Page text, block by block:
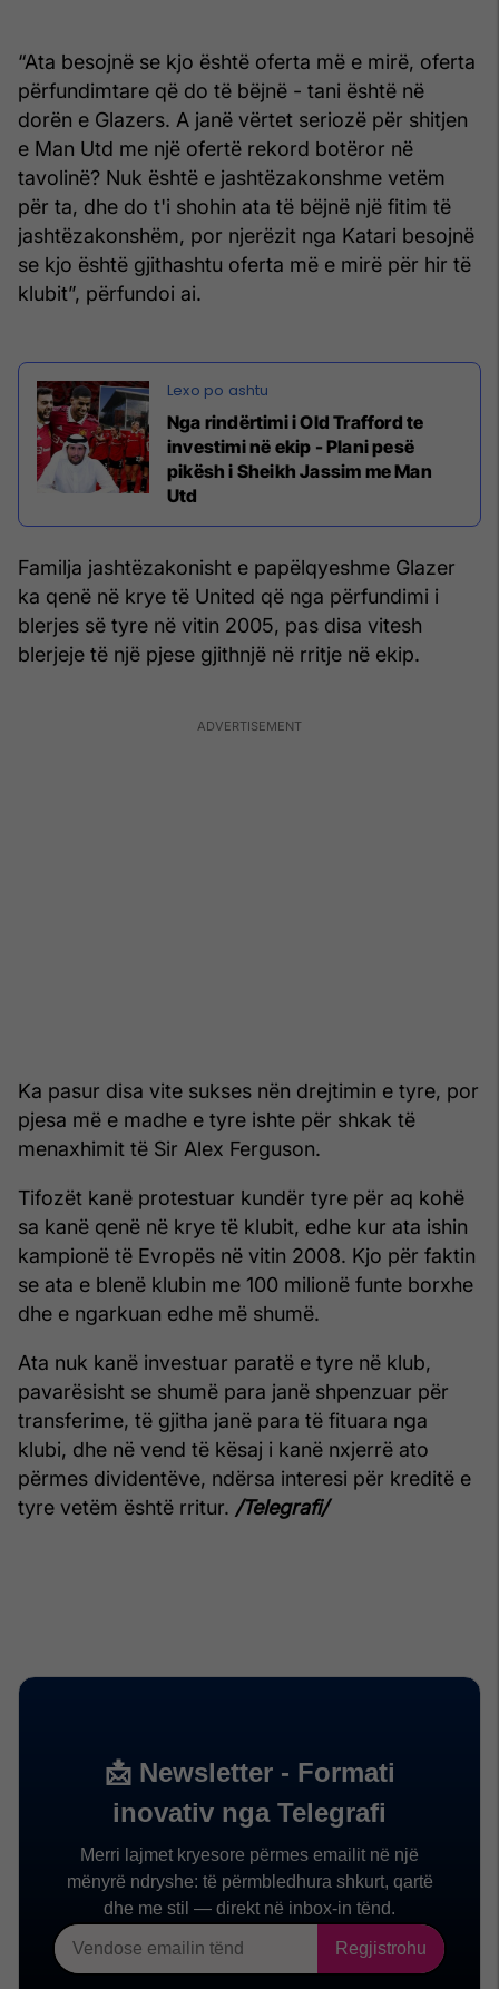
“Ata besojnë se kjo është oferta më e mirë, oferta
përfundimtare që do të bëjnë - tani është në
dorën e Glazers. A janë vërtet seriozë për shitjen
e Man Utd me një ofertë rekord botëror në
tavolinë? Nuk është e jashtëzakonshme vetëm
për ta, dhe do t'i shohin ata të bëjnë një fitim të
jashtëzakonshëm, por njerëzit nga Katari besojnë
se kjo është gjithashtu oferta më e mirë për hir të
klubit”, përfundoi ai.
Nga rindërtimi i Old Trafford te
investimi në ekip - Plani pesë
pikësh i Sheikh Jassim me Man
Utd
Familja jashtëzakonisht e papëlqyeshme Glazer
ka qenë në krye të United që nga përfundimi i
blerjes së tyre në vitin 2005, pas disa vitesh
blerjeje të një pjese gjithnjë në rritje në ekip.
Ka pasur disa vite sukses nën drejtimin e tyre, por
pjesa më e madhe e tyre ishte për shkak të
menaxhimit të Sir Alex Ferguson.
Tifozët kanë protestuar kundër tyre për aq kohë
sa kanë qenë në krye të klubit, edhe kur ata ishin
kampionë të Evropës në vitin 2008. Kjo për faktin
se ata e blenë klubin me 100 milionë funte borxhe
dhe e ngarkuan edhe më shumë.
Ata nuk kanë investuar paratë e tyre në klub,
pavarësisht se shumë para janë shpenzuar për
transferime, të gjitha janë para të fituara nga
klubi, dhe në vend të kësaj i kanë nxjerrë ato
përmes dividentëve, ndërsa interesi për kreditë e
tyre vetëm është rritur. /Telegrafi/